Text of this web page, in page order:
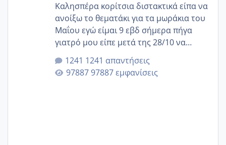
Καλησπέρα κορίτσια διστακτικά είπα να
ανοίξω το θεματάκι για τα μωράκια του
Μαΐου εγώ είμαι 9 εβδ σήμερα πήγα
γιατρό μου είπε μετά της 28/10 να
κλείσω ραντεβού για την αυχενική είναι
καμιά άλλη κοπέλα να γεννάει Μάιο ;;
1241 απαντήσεις
97887 εμφανίσεις